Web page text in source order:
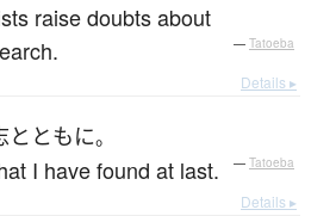
raise doubts about
— Tatoeba
Details ▸
とともに。
I have found at last. — Tatoeba
Details ▸